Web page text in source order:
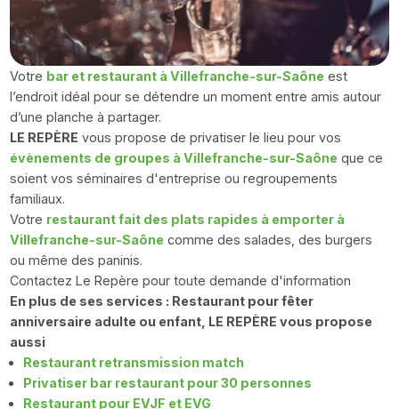
Votre bar et restaurant à Villefranche-sur-Saône est
l’endroit idéal pour se détendre un moment entre amis autour
d’une planche à partager.
LE REPÈRE vous propose de privatiser le lieu pour vos
évènements de groupes à Villefranche-sur-Saône que ce
soient vos séminaires d'entreprise ou regroupements
familiaux.
Votre restaurant fait des plats rapides à emporter à
Villefranche-sur-Saône comme des salades, des burgers
ou même des paninis.
Contactez Le Repère pour toute demande d'information
En plus de ses services : Restaurant pour fêter
anniversaire adulte ou enfant, LE REPÈRE vous propose
aussi
Restaurant retransmission match
Privatiser bar restaurant pour 30 personnes
Restaurant pour EVJF et EVG